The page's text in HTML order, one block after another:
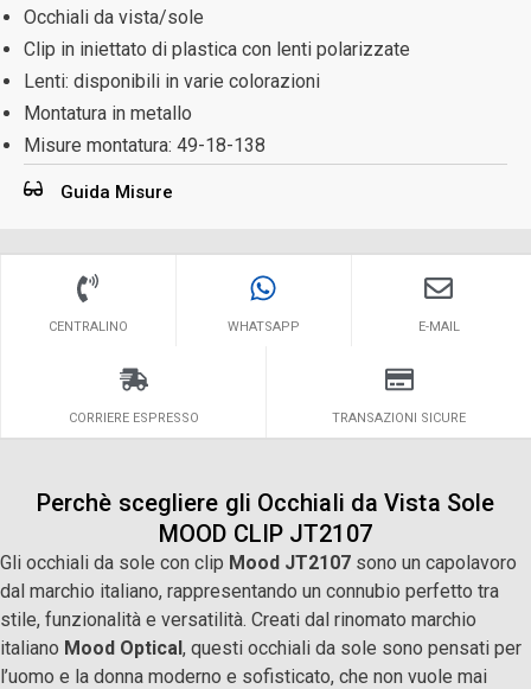
Occhiali da vista/sole
Clip in iniettato di plastica con lenti polarizzate
Lenti: disponibili in varie colorazioni
Montatura in metallo
Misure montatura: 49-18-138
Guida Misure
CENTRALINO WHATSAPP E-MAIL
CORRIERE ESPRESSO TRANSAZIONI SICURE
Perchè scegliere gli Occhiali da Vista Sole
MOOD CLIP JT2107
Gli occhiali da sole con clip Mood JT2107 sono un capolavoro
dal marchio italiano, rappresentando un connubio perfetto tra
stile, funzionalità e versatilità. Creati dal rinomato marchio
italiano Mood Optical, questi occhiali da sole sono pensati per
l’uomo e la donna moderno e sofisticato, che non vuole mai